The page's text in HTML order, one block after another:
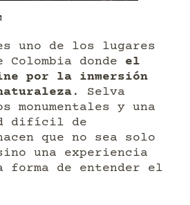
uno de los lugares
donde el
por la inmersión
. Selva
y una
difícil de
que no sea solo
una experiencia
forma de entender el